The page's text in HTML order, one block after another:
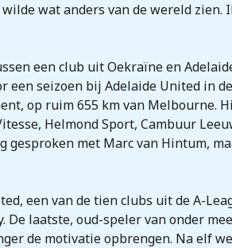
wat anders van de wereld
een club uit Oekraïne en
een seizoen bij Adelaide United in
op ruim 655 km van Melbourne.
Helmond Sport, Cambuur
gesproken met Marc van Hintum,
een van de tien clubs uit de A-
laatste, oud-speler van onder
de motivatie opbrengen. Na elf